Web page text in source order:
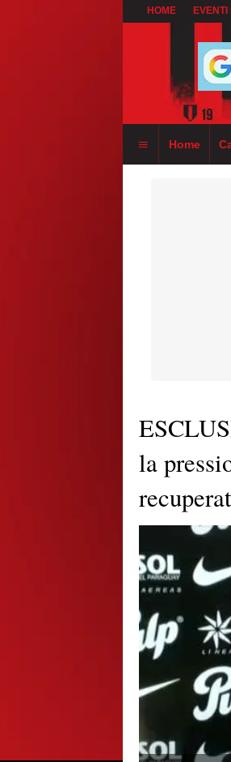
HOME EVENTI
Home
la